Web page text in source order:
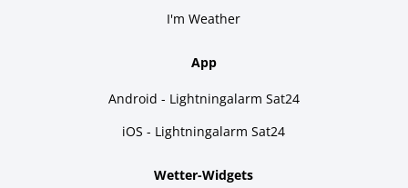
I'm Weather
App
Android - Lightningalarm Sat24
iOS - Lightningalarm Sat24
Wetter-Widgets